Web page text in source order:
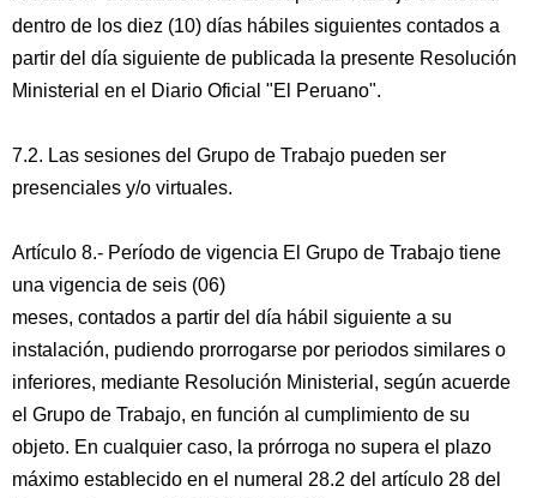
dentro de los diez (10) días hábiles siguientes contados a
partir del día siguiente de publicada la presente Resolución
Ministerial en el Diario Oficial "El Peruano".
7.2. Las sesiones del Grupo de Trabajo pueden ser
presenciales y/o virtuales.
Artículo 8.- Período de vigencia El Grupo de Trabajo tiene
una vigencia de seis (06)
meses, contados a partir del día hábil siguiente a su
instalación, pudiendo prorrogarse por periodos similares o
inferiores, mediante Resolución Ministerial, según acuerde
el Grupo de Trabajo, en función al cumplimiento de su
objeto. En cualquier caso, la prórroga no supera el plazo
máximo establecido en el numeral 28.2 del artículo 28 del